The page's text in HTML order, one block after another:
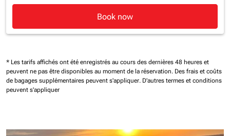
Book now
* Les tarifs affichés ont été enregistrés au cours des dernières 48 heures et
peuvent ne pas être disponibles au moment de la réservation. Des frais et coûts
de bagages supplémentaires peuvent s'appliquer. D'autres termes et conditions
peuvent s'appliquer